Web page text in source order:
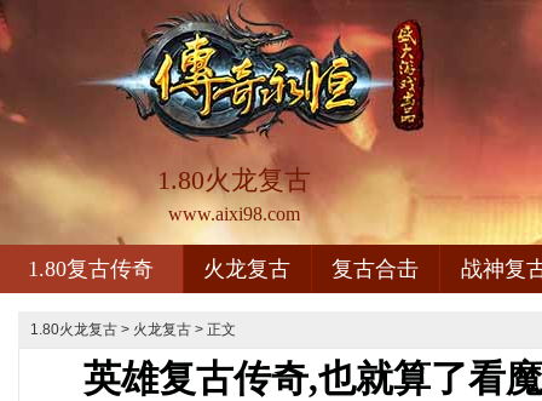
1.80火龙复古
www.aixi98.com
1.80复古传奇 火龙复古 复古合击 战神复
1.80火龙复古 > 火龙复古 > 正文
英雄复古传奇,也就算了看